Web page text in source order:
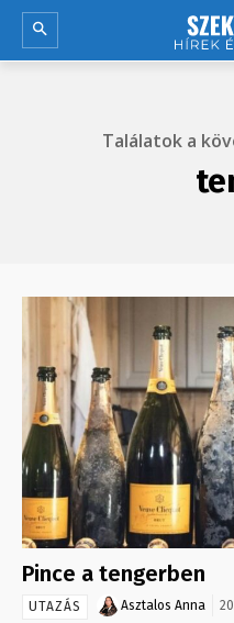
Találatok a
Pince a tengerben
UTAZÁS Asztalos Anna